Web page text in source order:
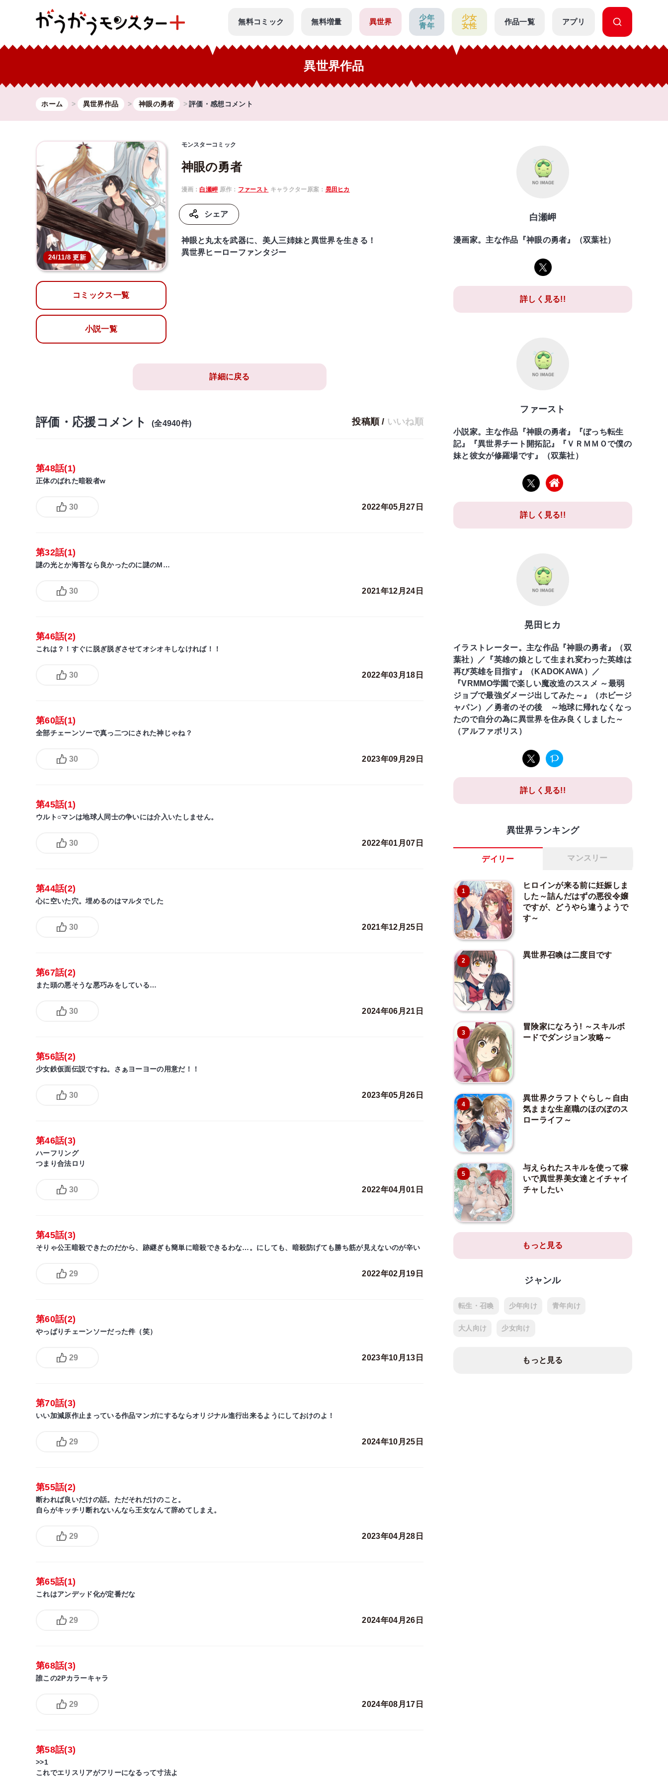
無料コミック 無料増量 異世界
少年
青年
少女
女性
作品一覧 アプリ
異世界作品
ホーム 異世界作品 神眼の勇者 評価・感想コメント
24/11/8 更新
コミックス一覧
小説一覧
モンスターコミック
神眼の勇者
漫画：白瀬岬 原作： ファースト キャラクター原案： 晃田ヒカ
シェア
神眼と丸太を武器に、美人三姉妹と異世界を生きる！
異世界ヒーローファンタジー
詳細に戻る
評価・応援コメント (全4940件) 投稿順 / いいね順
第48話(1)
正体のばれた暗殺者w
30 2022年05月27日
第32話(1)
謎の光とか海苔なら良かったのに謎のM…
30 2021年12月24日
第46話(2)
これは？！すぐに脱ぎ脱ぎさせてオシオキしなければ！！
30 2022年03月18日
第60話(1)
全部チェーンソーで真っ二つにされた神じゃね？
30 2023年09月29日
第45話(1)
ウルト○マンは地球人同士の争いには介入いたしません。
30 2022年01月07日
第44話(2)
心に空いた穴。埋めるのはマルタでした
30 2021年12月25日
第67話(2)
また頭の悪そうな悪巧みをしている…
30 2024年06月21日
第56話(2)
少女鉄仮面伝説ですね。さぁヨーヨーの用意だ！！
30 2023年05月26日
第46話(3)
ハーフリング
つまり合法ロリ
30 2022年04月01日
第45話(3)
そりゃ公王暗殺できたのだから、跡継ぎも簡単に暗殺できるわな…。にしても、暗殺防げても勝ち筋が見えないのが辛い
29 2022年02月19日
第60話(2)
やっぱりチェーンソーだった件（笑）
29 2023年10月13日
第70話(3)
いい加減原作止まっている作品マンガにするならオリジナル進行出来るようにしておけのよ！
29 2024年10月25日
第55話(2)
断われば良いだけの話。ただそれだけのこと。
自らがキッチリ断れないんなら王女なんて辞めてしまえ。
29 2023年04月28日
第65話(1)
これはアンデッド化が定番だな
29 2024年04月26日
第68話(3)
誰この2Pカラーキャラ
29 2024年08月17日
第58話(3)
>>1
これでエリスリアがフリーになるって寸法よ
白瀬岬
漫画家。主な作品『神眼の勇者』（双葉社）
詳しく見る!!
ファースト
小説家。主な作品『神眼の勇者』『ぼっち転生
記』『異世界チート開拓記』『ＶＲＭＭＯで僕の
妹と彼女が修羅場です』（双葉社）
詳しく見る!!
晃田ヒカ
イラストレーター。主な作品『神眼の勇者』（双
葉社）／『英雄の娘として生まれ変わった英雄は
再び英雄を目指す』（KADOKAWA）／
『VRMMO学園で楽しい魔改造のススメ ～最弱
ジョブで最強ダメージ出してみた～』（ホビージ
ャパン）／勇者のその後 ～地球に帰れなくなっ
たので自分の為に異世界を住み良くしました～
（アルファポリス）
詳しく見る!!
異世界ランキング
デイリー マンスリー
1
ヒロインが来る前に妊娠しま
した～詰んだはずの悪役令嬢
ですが、どうやら違うようで
す～
2
異世界召喚は二度目です
3
冒険家になろう! ～スキルボ
ードでダンジョン攻略～
4
異世界クラフトぐらし～自由
気ままな生産職のほのぼのス
ローライフ～
5
与えられたスキルを使って稼
いで異世界美女達とイチャイ
チャしたい
もっと見る
ジャンル
転生・召喚 少年向け 青年向け
大人向け 少女向け
もっと見る